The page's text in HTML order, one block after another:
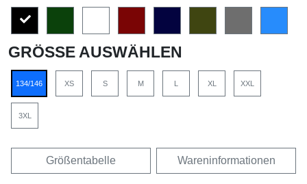
GRÖSSE AUSWÄHLEN
134/146 XS S M L XL XXL
3XL
Größentabelle Wareninformationen